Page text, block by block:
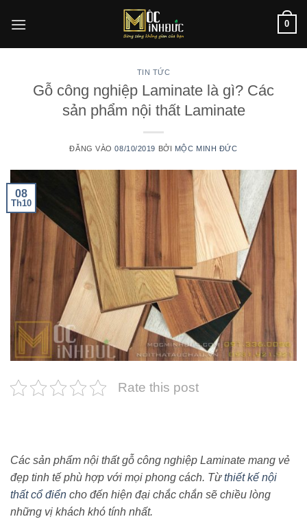
qua
0
TIN TỨC
Gỗ công nghiệp Laminate là gì? Các
sản phẩm nội thất Laminate
ĐĂNG VÀO08/10/2019 BỞI MỘC MINH ĐỨC
08
Th10
Rate this post
Các sản phẩm nội thất gỗ công nghiệp Laminate mang vẻ
đẹp tinh tế phù hợp với mọi phong cách. Từthiết kế nội
thất cổ điển cho đến hiện đại chắc chắn sẽ chiều lòng
những vị khách khó tính nhất.